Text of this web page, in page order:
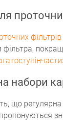
фільтрів
набори
що регулярна